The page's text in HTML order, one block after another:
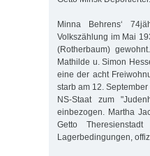
Minna Behrens‘
Volkszählung im Mai
(Rotherbaum)
Mathilde u. Simon
eine der acht
starb am 12.
NS-Staat zum
einbezogen. Martha
Getto
Lagerbedingungen,